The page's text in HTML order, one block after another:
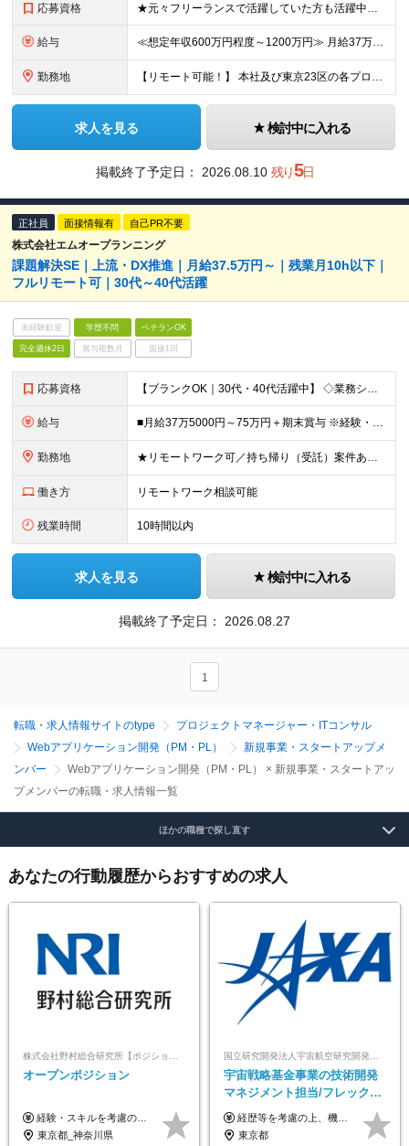
応募資格 ★元々フリーランスで活躍していた方も活躍中！ ★後進育成や事業成長に興味があって入社した方が多数 ◆何かしらの開発経験をお持ちの方 ※リーダー経験がある方は歓迎しています！ ※学歴不問
給与 ≪想定年収600万円程度～1200万円≫ 月給37万5000円～73万円＋ 賞与年2回（4ヶ月分）＋各種手当 ※別途、残業代は全額支給します ※試用期間は3ヶ月。その間の給与・待遇に差異はありません
勤務地 【リモート可能！】 本社及び東京23区の各プロジェクト先での勤務となります ※転居を伴う転勤はありません 本社／東京都港区赤坂3-21-20 赤坂ロングビーチビル ★就業場所の変更の範囲：会社が定
求人を見る 検討中に入れる
掲載終了予定日： 2026.08.10 残り5日
正社員 面接情報有 自己PR不要
株式会社エムオープランニング
課題解決SE｜上流・DX推進｜月給37.5万円～｜残業月10h以下｜
フルリモート可｜30代～40代活躍
未経験歓迎 学歴不問 ベテランOK
完全週休2日 賞与複数月 面接1回
応募資格 【ブランクOK｜30代・40代活躍中】 ◇業務システムの開発経験をお持ちの方 ◇学歴不問 ＝＝■年齢に関係なくご活躍できます■＝＝ 現在30代・40代を中心に幅広い世代のエンジニアが活躍中です！ 定
給与 ■月給37万5000円～75万円＋期末賞与 ※経験・年齢・スキルを考慮し決定します ※残業代は1分単位で全額支給します ※試用期間（3ヶ月）あり。期間中の給与・その他待遇に差異はありません
勤務地 ★リモートワーク可／持ち帰り（受託）案件あり ★転勤なし 首都圏（東京・神奈川・埼玉・千葉）のクライアント先、 ならびに本社（東京都千代田区神田須田町1－26 芝信神田ビル10F） ※プロジェクト
働き方 リモートワーク相談可能
残業時間 10時間以内
求人を見る 検討中に入れる
掲載終了予定日： 2026.08.27
1
転職・求人情報サイトのtype
プロジェクトマネージャー・ITコンサル
Webアプリケーション開発（PM・PL）
新規事業・スタートアップメ
ンバー
Webアプリケーション開発（PM・PL） × 新規事業・スタートアッ
プメンバーの転職・求人情報一覧
ほかの職種で探し直す
あなたの行動履歴からおすすめの求人
株式会社野村総合研究所【ポジションマッチ登録】
オープンポジション
経験・スキルを考慮の上、決定します。
東京都_神奈川県
国立研究開発法人宇宙航空研究開発機構【JAXA】
宇宙戦略基金事業の技術開発
マネジメント担当/フレックス
制/リモート活用/異業種出身者
歓迎/国家プロジェクト
経歴等を考慮の上、機構の規定により決定します。 ＜大学卒業後、正規社員として民間企業に3年勤務した場合＞ ・月給30万円以上 ・年収470万円以上 年収概算を試算する場合は以下をご確認ください。 https://www.jaxa.jp/about/employ/trial_j.html ■昇給年1回、賞与年2回 ■諸手当（住居手当、通勤手当他） ■退職金制度あり ※年収470万円～ ※超過勤務分は別途支給します。 ※6ヶ月の試用期間あり。その間の待遇・給与に差異はありません。
東京都